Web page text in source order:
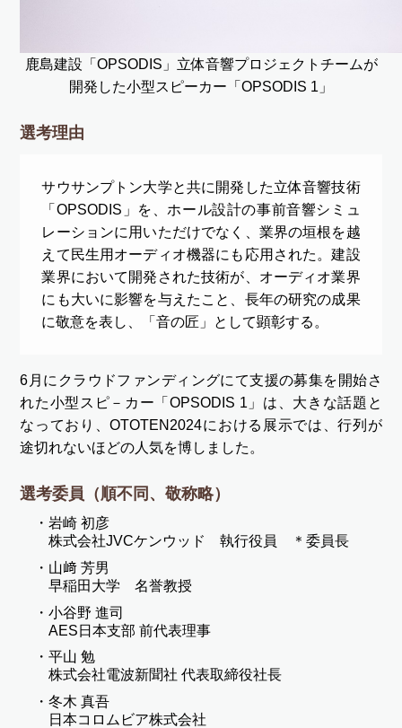
鹿島建設「OPSODIS」立体音響プロジェクトチームが
開発した小型スピーカー「OPSODIS 1」
選考理由
サウサンプトン大学と共に開発した立体音響技術
「OPSODIS」を、ホール設計の事前音響シミュ
レーションに用いただけでなく、業界の垣根を越
えて民生用オーディオ機器にも応用された。建設
業界において開発された技術が、オーディオ業界
にも大いに影響を与えたこと、長年の研究の成果
に敬意を表し、「音の匠」として顕彰する。
6月にクラウドファンディングにて支援の募集を開始さ
れた小型スピ－カー「OPSODIS 1」は、大きな話題と
なっており、OTOTEN2024における展示では、行列が
途切れないほどの人気を博しました。
選考委員（順不同、敬称略）
岩崎 初彦
株式会社JVCケンウッド 執行役員 ＊委員長
山﨑 芳男
早稲田大学 名誉教授
小谷野 進司
AES日本支部 前代表理事
平山 勉
株式会社電波新聞社 代表取締役社長
冬木 真吾
日本コロムビア株式会社